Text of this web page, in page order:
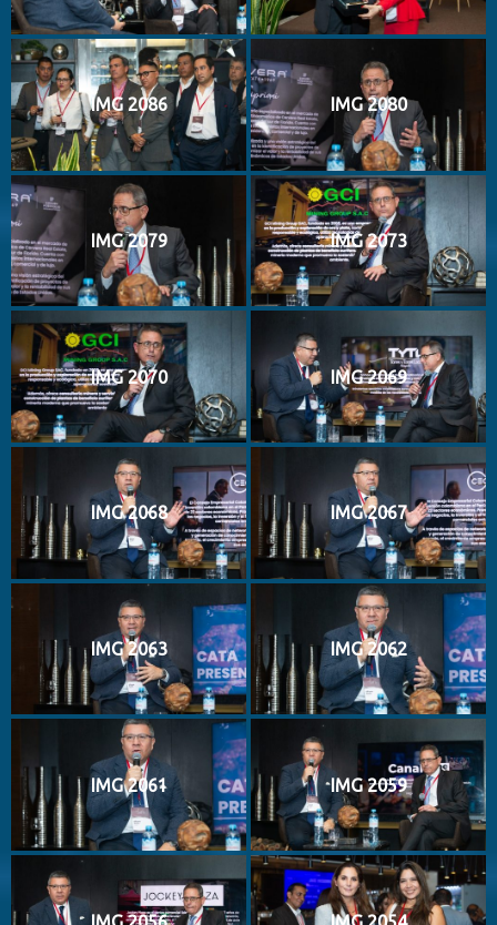
IMG 2086 IMG 2080
IMG 2079 IMG 2073
IMG 2070 IMG 2069
IMG 2068 IMG 2067
IMG 2063 IMG 2062
IMG 2061 IMG 2059